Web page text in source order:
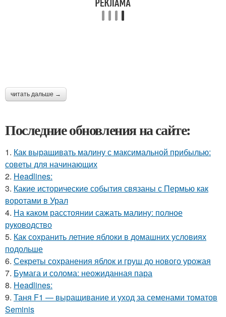
читать дальше →
Последние обновления на сайте:
1. Как выращивать малину с максимальной прибылью:
советы для начинающих
2. Headlines:
3. Какие исторические события связаны с Пермью как
воротами в Урал
4. На каком расстоянии сажать малину: полное
руководство
5. Как сохранить летние яблоки в домашних условиях
подольше
6. Секреты сохранения яблок и груш до нового урожая
7. Бумага и солома: неожиданная пара
8. Headlines:
9. Таня F1 — выращивание и уход за семенами томатов
Seminis